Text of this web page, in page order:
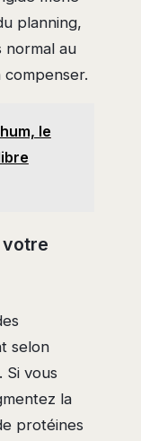
planning,
normal au
le
votre
selon
Si vous
la
protéines